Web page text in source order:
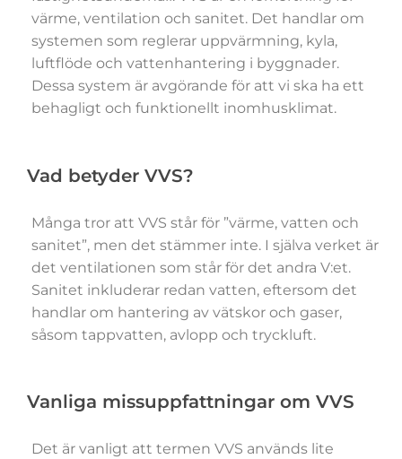
värme, ventilation och sanitet. Det handlar om
systemen som reglerar uppvärmning, kyla,
luftflöde och vattenhantering i byggnader.
Dessa system är avgörande för att vi ska ha ett
behagligt och funktionellt inomhusklimat.
Vad betyder VVS?
Många tror att VVS står för ”värme, vatten och
sanitet”, men det stämmer inte. I själva verket är
det ventilationen som står för det andra V:et.
Sanitet inkluderar redan vatten, eftersom det
handlar om hantering av vätskor och gaser,
såsom tappvatten, avlopp och tryckluft.
Vanliga missuppfattningar om VVS
Det är vanligt att termen VVS används lite